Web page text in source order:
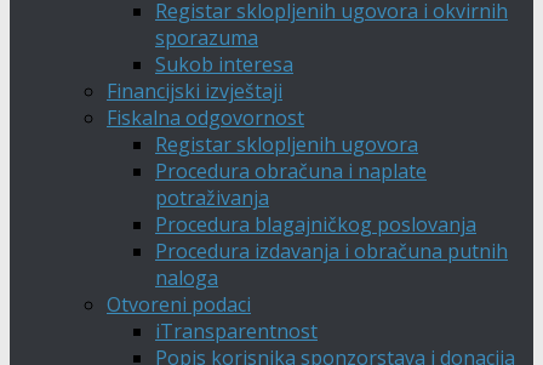
Registar sklopljenih ugovora i okvirnih
sporazuma
Sukob interesa
Financijski izvještaji
Fiskalna odgovornost
Registar sklopljenih ugovora
Procedura obračuna i naplate
potraživanja
Procedura blagajničkog poslovanja
Procedura izdavanja i obračuna putnih
naloga
Otvoreni podaci
iTransparentnost
Popis korisnika sponzorstava i donacija